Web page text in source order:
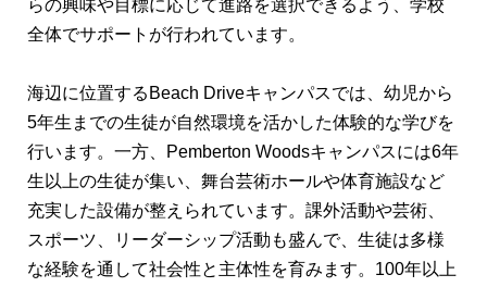
らの興味や目標に応じて進路を選択できるよう、学校
全体でサポートが行われています。
海辺に位置するBeach Driveキャンパスでは、幼児から
5年生までの生徒が自然環境を活かした体験的な学びを
行います。一方、Pemberton Woodsキャンパスには6年
生以上の生徒が集い、舞台芸術ホールや体育施設など
充実した設備が整えられています。課外活動や芸術、
スポーツ、リーダーシップ活動も盛んで、生徒は多様
な経験を通して社会性と主体性を育みます。100年以上